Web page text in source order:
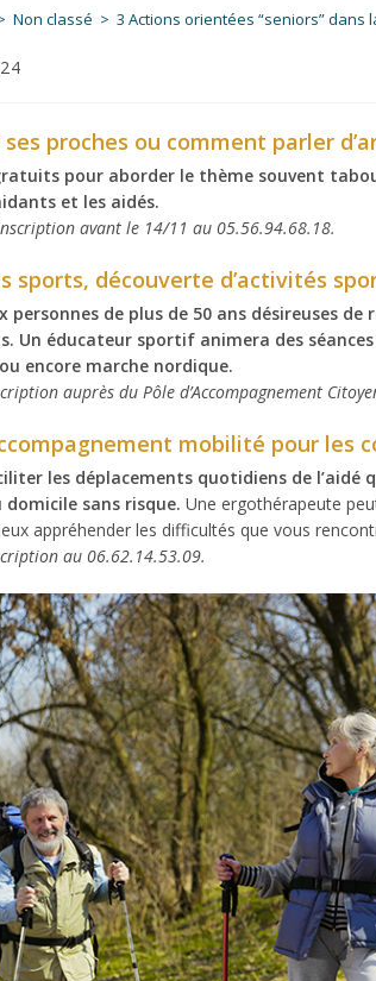
Non classé > 3 Actions orientées “seniors” dans
proches ou comment parler
pour aborder le thème souvent
et les aidés.
avant le 14/11 au 05.56.94.68.18.
sports, découverte d’activités
personnes de plus de 50 ans désireuses
Un éducateur sportif animera des
encore marche nordique.
auprès du Pôle d’Accompagnement
mobilité pour les
les déplacements quotidiens de l’aidé
sans risque. Une ergothérapeute
appréhender les difficultés que vous
au 06.62.14.53.09.